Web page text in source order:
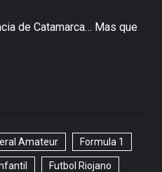
de Catamarca… Mas que
Amateur Formula 1
Futbol Riojano